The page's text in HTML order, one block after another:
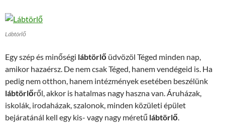
Lábtörlő
Egy szép és minőségi lábtörlő üdvözöl Téged minden nap,
amikor hazaérsz. De nem csak Téged, hanem vendégeid is. Ha
pedig nem otthon, hanem intézmények esetében beszélünk
lábtörlőről, akkor is hatalmas nagy haszna van. Áruházak,
iskolák, irodaházak, szalonok, minden közületi épület
bejáratánál kell egy kis- vagy nagy méretű lábtörlő.